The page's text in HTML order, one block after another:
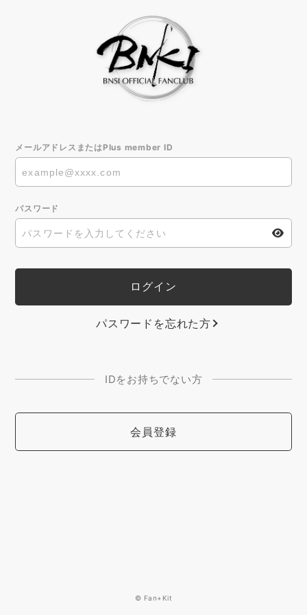
メールアドレスまたはPlus member ID
パスワード
パスワードを忘れた方
IDをお持ちでない方
会員登録
© Fan+Kit